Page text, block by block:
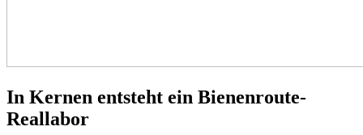
In Kernen entsteht ein Bienenroute-
Reallabor